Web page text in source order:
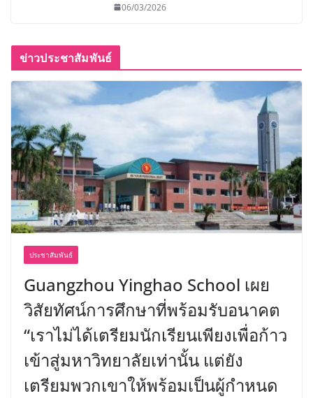
06/03/2026
ข่าวประชาสัมพันธ์
ประชาสัมพันธ์
Guangzhou Yinghao School เผย
วิสัยทัศน์การศึกษาที่พร้อมรับอนาคต
“เราไม่ได้เตรียมนักเรียนเพียงเพื่อก้าว
เข้าสู่มหาวิทยาลัยเท่านั้น แต่ยัง
เตรียมพวกเขาให้พร้อมเป็นผู้กำหนด